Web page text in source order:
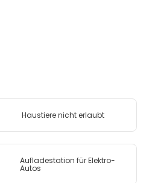
Haustiere nicht erlaubt
Aufladestation für Elektro-
Autos